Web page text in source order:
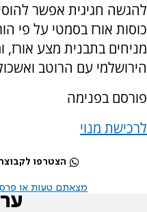
להגשה חגיגית אפשר
כוסות אורז בסמטי על פי
מניחים בתבנית מצע אורז,
הירושלמי עם הרוטב
פורסם בפנימה
לרכישת מנוי
הצטרפו
מצאתם טעות או